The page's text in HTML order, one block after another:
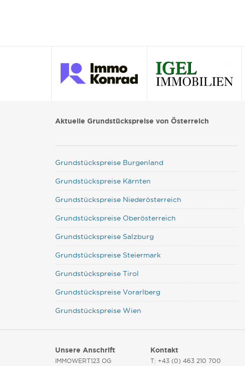
Aktuelle Grundstückspreise von Österreich
Grundstückspreise Burgenland
Grundstückspreise Kärnten
Grundstückspreise Niederösterreich
Grundstückspreise Oberösterreich
Grundstückspreise Salzburg
Grundstückspreise Steiermark
Grundstückspreise Tirol
Grundstückspreise Vorarlberg
Grundstückspreise Wien
Unsere Anschrift
IMMOWERT123 OG
Kontakt
T: +43 (0) 463 210 700